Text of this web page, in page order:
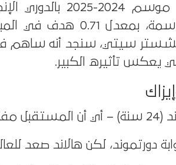
مباراة، وصنع 3 تمريرات
تأثيره الكبير.
دورتموند، لكن هالاند صعد